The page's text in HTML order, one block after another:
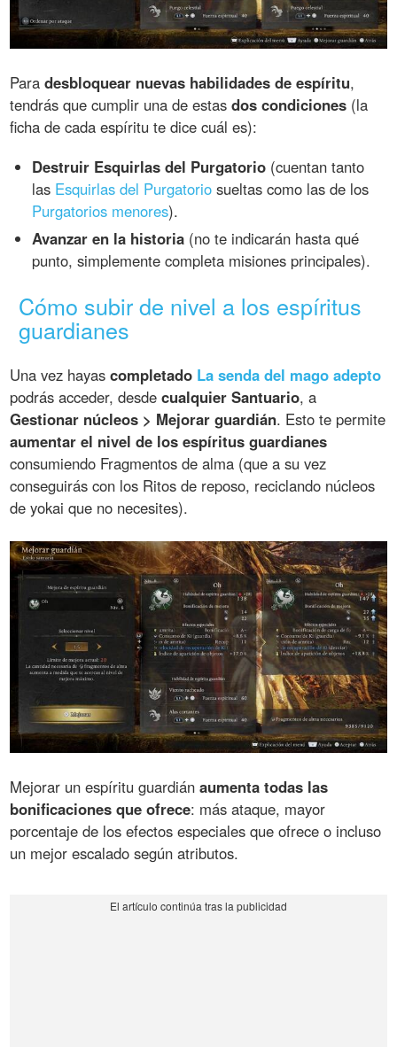
Paradesbloquear nuevas habilidades de espíritu,
tendrás que cumplir una de estasdos condiciones (la
ficha de cada espíritu te dice cuál es):
Destruir Esquirlas del Purgatorio (cuentan tanto
las Esquirlas del Purgatorio sueltas como las de los
Purgatorios menores).
Avanzar en la historia (no te indicarán hasta qué
punto, simplemente completa misiones principales).
Cómo subir de nivel a los espíritus
guardianes
Una vez hayascompletado La senda del mago adepto
podrás acceder, desdecualquier Santuario, a
Gestionar núcleos > Mejorar guardián. Esto te permite
aumentar el nivel de los espíritus guardianes
consumiendo Fragmentos de alma (que a su vez
conseguirás con los Ritos de reposo, reciclando núcleos
de yokai que no necesites).
Mejorar un espíritu guardiánaumenta todas las
bonificaciones que ofrece: más ataque, mayor
porcentaje de los efectos especiales que ofrece o incluso
un mejor escalado según atributos.